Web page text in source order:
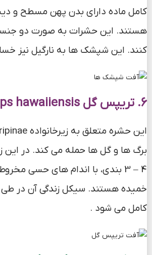
کامل ماده دارای بدن پهن مسطح و
هستند. این حشرات به صورت دو
کنند. این شپشک ها به نارگیل نیز
6. تریپس گل Thrips hawaiiensis
برگ ها و گل ها حمله می کند. در این
4 – 3 بندی، با اندام های حسی
کامل می شود .